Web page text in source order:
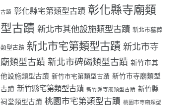
古蹟 彰化縣宅第類型古蹟 彰化縣寺廟類
型古蹟 新北市其他設施類型古蹟 新北市墓葬
類型古蹟 新北市宅第類型古蹟 新北市寺
廟類型古蹟 新北市碑碣類型古蹟 新竹市其
他設施類型古蹟 新竹市宅第類型古蹟 新竹市寺廟類型
古蹟 新竹縣宅第類型古蹟 新竹縣寺廟類型古蹟 新竹縣
祠堂類型古蹟 桃園市宅第類型古蹟 桃園市寺廟類型